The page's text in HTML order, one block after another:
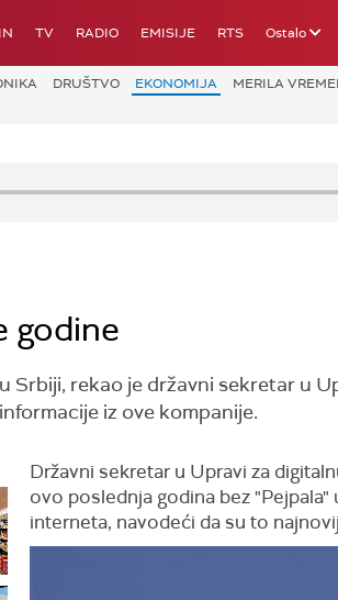
TV RADIO EMISIJE RTS Ostalo
DRUŠTVO EKONOMIJA MERILA
godine
Srbiji, rekao je državni sekretar u
iz ove kompanije.
Državni sekretar u Upravi za
ovo poslednja godina bez
interneta, navodeći da su to